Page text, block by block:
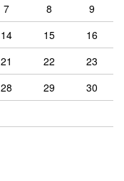
7 8
9
14 15
16
21 22
23
28 29
30